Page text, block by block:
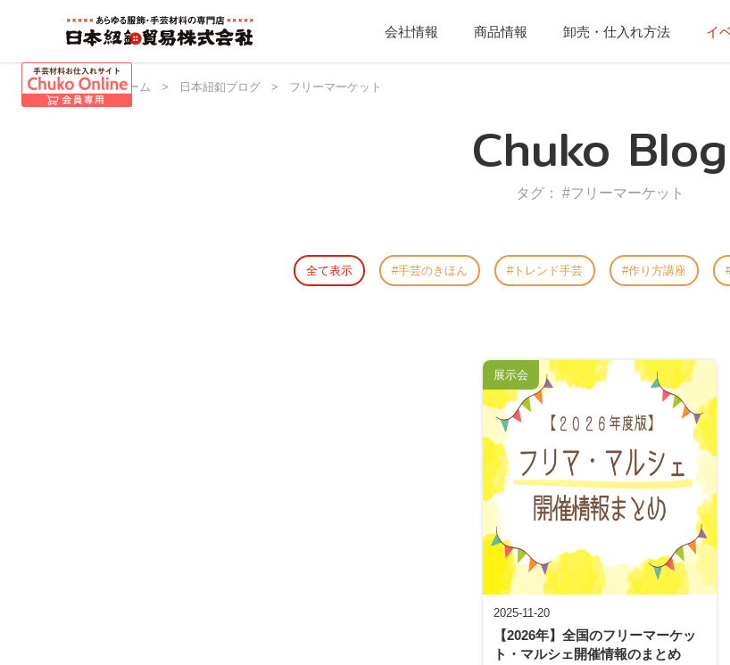
会社情報 商品情報 卸売・仕入れ方法 イ
日本紐釦 ホーム > 日本紐釦ブログ > フリーマーケット
Chuko Blog
タグ： #フリーマーケット
全て表示 手芸のきほん トレンド手芸 作り方講座
2025-11-20
【2026年】全国のフリーマーケッ
ト・マルシェ開催情報のまとめ
展示会